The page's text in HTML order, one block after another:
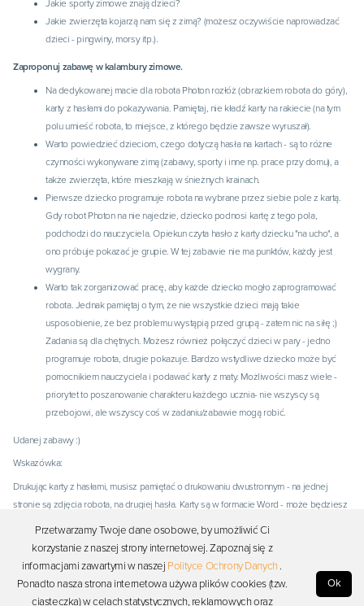
Jakie sporty zimowe znają dzieci?
Jakie zwierzęta kojarzą nam się z zimą? (możesz oczywiście naprowadzać
dzieci - pingwiny, morsy itp.).
Zaproponuj zabawę w kalambury zimowe.
Na dedykowanej macie dla robota Photon rozłóż (obrazkiem robota do góry),
karty z hasłami do pokazywania. Pamiętaj, nie kładź karty na rakiecie (na tym
polu umieść robota, to miejsce, z którego będzie zawsze wyruszał).
Warto powiedzieć dzieciom, czego dotyczą hasła na kartach - są to różne
czynności wykonywane zimą (zabawy, sporty i inne np. prace przy domu), a
także zwierzęta, które mieszkają w śnieżnych krainach.
Pierwsze dziecko programuje robota na wybrane przez siebie pole z kartą.
Gdy robot Photon na nie najedzie, dziecko podnosi kartę z tego pola,
podchodzi do nauczyciela. Opiekun czyta hasło z karty dziecku "na ucho", a
ono próbuje pokazać je grupie. W tej zabawie nie ma punktów, każdy jest
wygrany.
Warto tak zorganizować pracę, aby każde dziecko mogło zaprogramować
robota. Jednak pamiętaj o tym, że nie wszystkie dzieci mają takie
usposobienie, że bez problemu wystąpią przed grupą - zatem nic na siłę ;)
Zadania są dla chętnych. Możesz również połączyć dzieci w pary - jedno
programuje robota, drugie pokazuje. Bardzo wstydliwe dziecko może być
pomocnikiem nauczyciela i podawać karty z maty. Możliwości masz wiele -
priorytet to poszanowanie charakteru każdego ucznia- nie wszyscy są
przebojowi, ale wszyscy coś w zadaniu/zabawie mogą robić.
Udanej zabawy :)
Wskazówka:
Drukując karty z hasłami, musisz pamiętać o drukowaniu dwustronnym - na jednej
stronie są zdjęcia robota, na drugiej hasła. Karty są w formacie Word - może będziesz
Dodano:09-12-2020 , przez: Joanna Król, Ostatnia aktualizacja: 12-11-2024
Dyskusja (brak komentarzy)
Przetwarzamy Twoje dane osobowe, by umożliwić Ci
korzystanie z naszej strony internetowej. Zapoznaj się z
informacjami zawartymi w naszej Polityce Ochrony Danych .
Ponadto nasza strona internetowa używa plików cookies (tzw.
ciasteczka) w celach statystycznych, reklamowych oraz
Ok